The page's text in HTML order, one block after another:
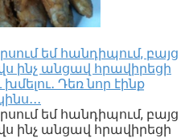
եմ հանդիպում, բայց
ինչ անցավ հրավիրեցի
Դեռ նոր էինք
եմ հանդիպում, բայց
ինչ անցավ հրավիրեցի